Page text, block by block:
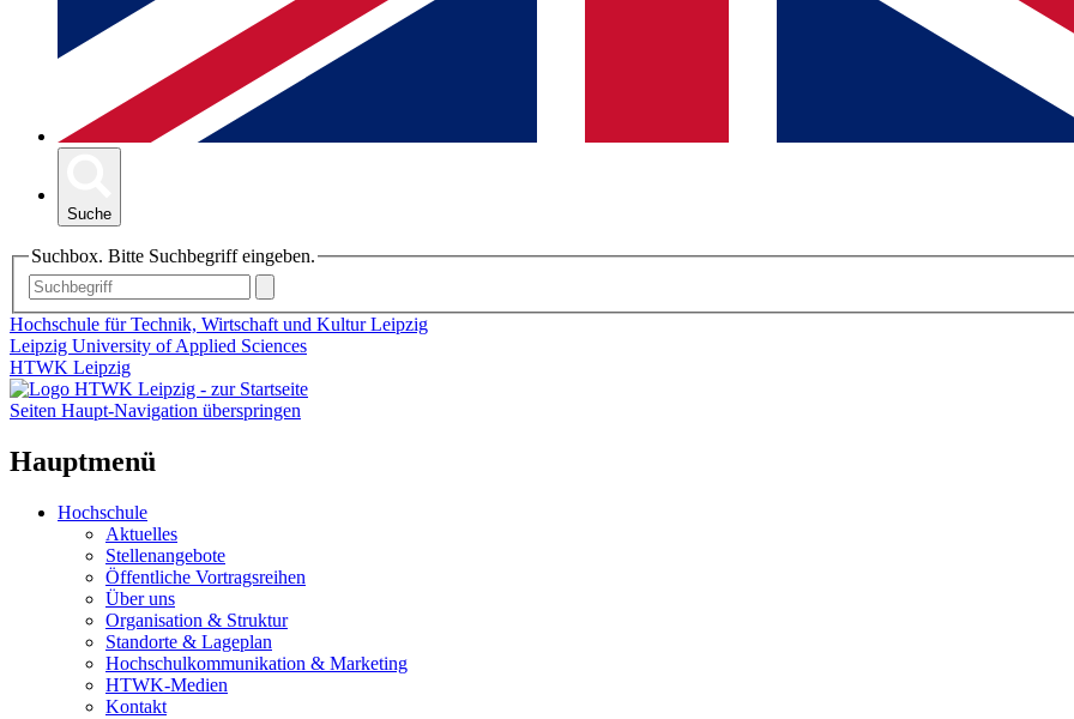
Suche
Suchbox. Bitte Suchbegriff eingeben.
Hochschule für Technik, Wirtschaft und Kultur Leipzig
Leipzig University of Applied Sciences
HTWK Leipzig
Seiten Haupt-Navigation überspringen
Hauptmenü
Hochschule
Aktuelles
Stellenangebote
Öffentliche Vortragsreihen
Über uns
Organisation & Struktur
Standorte & Lageplan
Hochschulkommunikation & Marketing
HTWK-Medien
Kontakt